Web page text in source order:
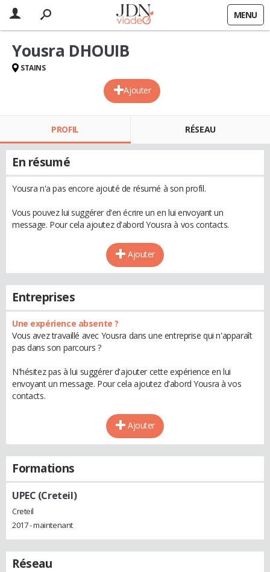
MENU
Ajouter
Yousra DHOUIB
STAINS
PROFIL RÉSEAU
En résumé
Yousra n'a pas encore ajouté de résumé à son profil.
Vous pouvez lui suggérer d'en écrire un en lui envoyant un
message. Pour cela ajoutez d'abord Yousra à vos contacts.
Ajouter
Entreprises
Une expérience absente ?
Vous avez travaillé avec Yousra dans une entreprise qui n'apparaît
pas dans son parcours ?
N'hésitez pas à lui suggérer d'ajouter cette expérience en lui
envoyant un message. Pour cela ajoutez d'abord Yousra à vos
contacts.
Ajouter
Formations
UPEC (Creteil)
Creteil
2017 - maintenant
Réseau